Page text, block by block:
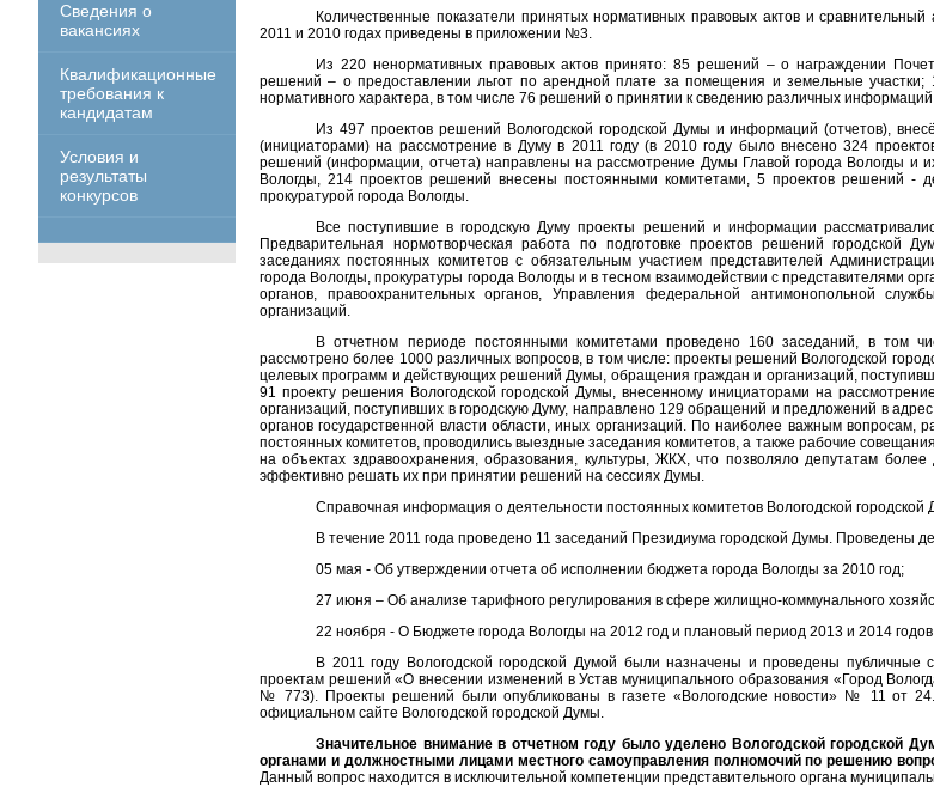
Сведения о
вакансиях
Квалификационные
требования к
кандидатам
Условия и
результаты
конкурсов
Количественные показатели принятых нормативных правовых актов и сравнительный
2011 и 2010 годах приведены в приложении №3.
Из 220 ненормативных правовых актов принято: 85 решений – о награждении
решений – о предоставлении льгот по арендной плате за помещения и земельные
нормативного характера, в том числе 76 решений о принятии к сведению различных информаций
Из 497 проектов решений Вологодской городской Думы и информаций (отчетов),
(инициаторами) на рассмотрение в Думу в 2011 году (в 2010 году было внесено 324
решений (информации, отчета) направлены на рассмотрение Думы Главой города Вологды и
Вологды, 214 проектов решений внесены постоянными комитетами, 5 проектов решений -
прокуратурой города Вологды.
Все поступившие в городскую Думу проекты решений и информации
Предварительная нормотворческая работа по подготовке проектов решений городской
заседаниях постоянных комитетов с обязательным участием представителей
города Вологды, прокуратуры города Вологды и в тесном взаимодействии с представителями
органов, правоохранительных органов, Управления федеральной антимонопольной
организаций.
В отчетном периоде постоянными комитетами проведено 160 заседаний, в том
рассмотрено более 1000 различных вопросов, в том числе: проекты решений Вологодской
целевых программ и действующих решений Думы, обращения граждан и организаций,
91 проекту решения Вологодской городской Думы, внесенному инициаторами на
организаций, поступивших в городскую Думу, направлено 129 обращений и предложений в
органов государственной власти области, иных организаций. По наиболее важным вопросам,
постоянных комитетов, проводились выездные заседания комитетов, а также рабочие
на объектах здравоохранения, образования, культуры, ЖКХ, что позволяло депутатам
эффективно решать их при принятии решений на сессиях Думы.
Справочная информация о деятельности постоянных комитетов Вологодской
В течение 2011 года проведено 11 заседаний Президиума городской Думы. Проведены
05 мая - Об утверждении отчета об исполнении бюджета города Вологды за 2010 год;
27 июня – Об анализе тарифного регулирования в сфере жилищно-коммунального
22 ноября - О Бюджете города Вологды на 2012 год и плановый период 2013 и 2014
В 2011 году Вологодской городской Думой были назначены и проведены
проектам решений «О внесении изменений в Устав муниципального образования «Город
№ 773). Проекты решений были опубликованы в газете «Вологодские новости» № 11 от
официальном сайте Вологодской городской Думы.
Значительное внимание в отчетном году было уделено Вологодской городской
органами и должностными лицами местного самоуправления полномочий по решению
Данный вопрос находится в исключительной компетенции представительного органа